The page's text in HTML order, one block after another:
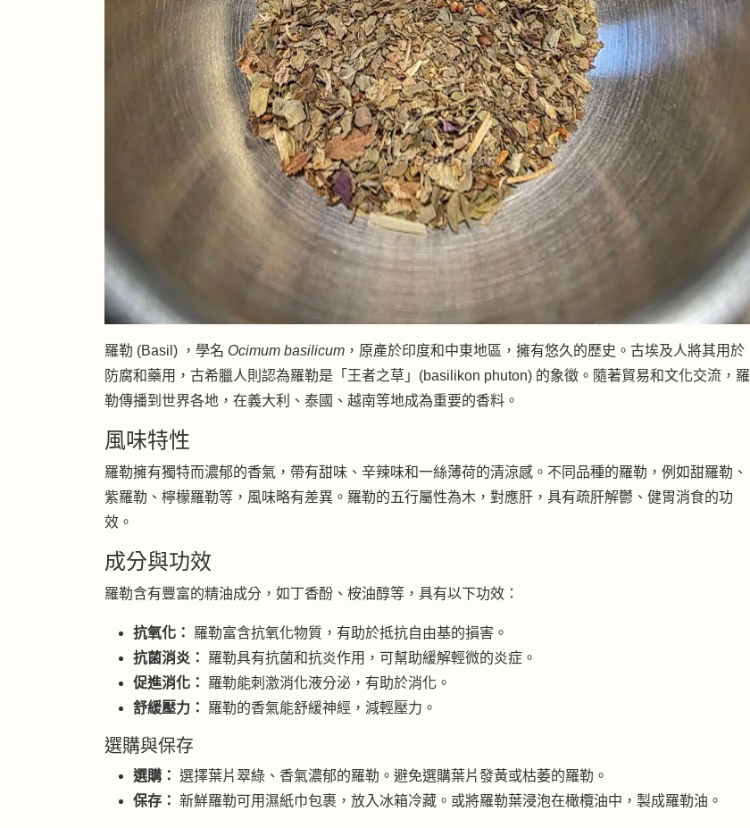
羅勒 (Basil) ，學名 Ocimum basilicum ，原產於印度和中東地區，擁有悠久的歷史。古埃及人將其用於
防腐和藥用，古希臘人則認為羅勒是「王者之草」(basilikon phuton) 的象徵。隨著貿易和文化交流，羅
勒傳播到世界各地，在義大利、泰國、越南等地成為重要的香料。
風味特性
羅勒擁有獨特而濃郁的香氣，帶有甜味、辛辣味和一絲薄荷的清涼感。不同品種的羅勒，例如甜羅勒、
紫羅勒、檸檬羅勒等，風味略有差異。羅勒的五行屬性為木，對應肝，具有疏肝解鬱、健胃消食的功
效。
成分與功效
羅勒含有豐富的精油成分，如丁香酚、桉油醇等，具有以下功效：
抗氧化：
羅勒富含抗氧化物質，有助於抵抗自由基的損害。
抗菌消炎：
羅勒具有抗菌和抗炎作用，可幫助緩解輕微的炎症。
促進消化：
羅勒能刺激消化液分泌，有助於消化。
舒緩壓力：
羅勒的香氣能舒緩神經，減輕壓力。
選購與保存
選購： 選擇葉片翠綠、香氣濃郁的羅勒。避免選購葉片發黃或枯萎的羅勒。
保存： 新鮮羅勒可用濕紙巾包裹，放入冰箱冷藏。或將羅勒葉浸泡在橄欖油中，製成羅勒油。